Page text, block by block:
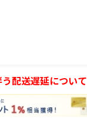
配送遅延について